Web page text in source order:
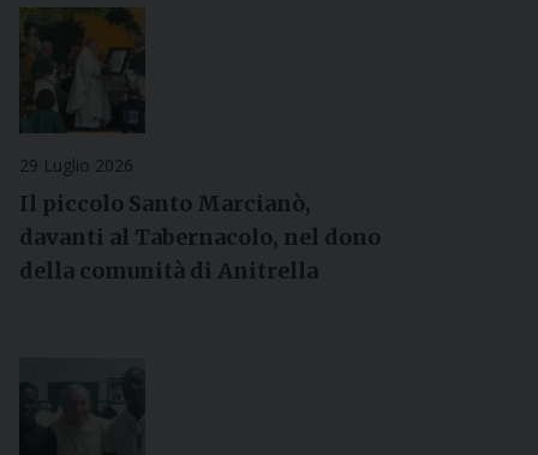
29 Luglio 2026
Il piccolo Santo Marcianò,
davanti al Tabernacolo, nel dono
della comunità di Anitrella